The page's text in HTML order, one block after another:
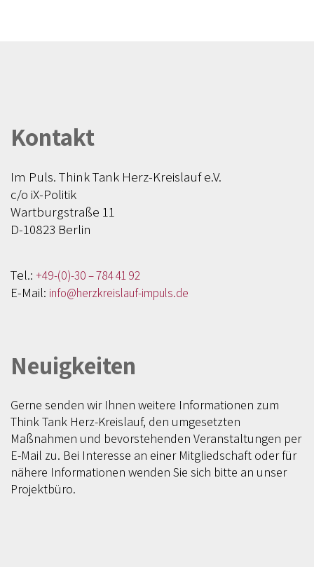
Kontakt
Im Puls. Think Tank Herz-Kreislauf e.V.
c/o iX-Politik
Wartburgstraße 11
D-10823 Berlin
Tel.: +49-(0)-30 – 784 41 92
E-Mail: info@herzkreislauf-impuls.de
Neuigkeiten
Gerne senden wir Ihnen weitere Informationen zum
Think Tank Herz-Kreislauf, den umgesetzten
Maßnahmen und bevorstehenden Veranstaltungen per
E-Mail zu. Bei Interesse an einer Mitgliedschaft oder für
nähere Informationen wenden Sie sich bitte an unser
Projektbüro.